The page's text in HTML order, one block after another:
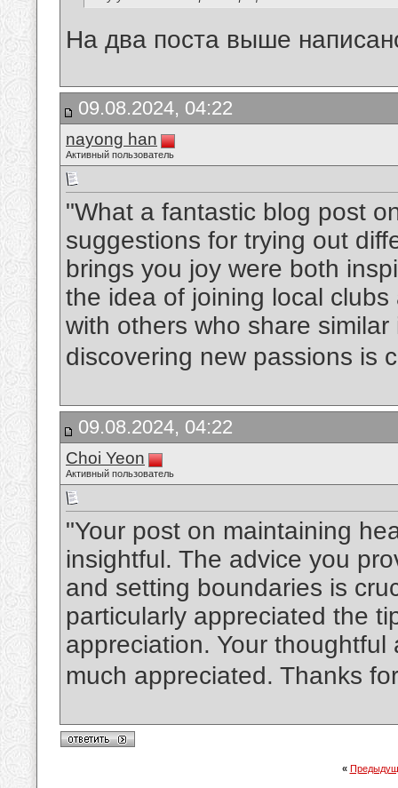
На два поста выше
09.08.2024, 04:22
nayong han
Активный пользователь
"What a fantastic blog post
suggestions for trying out
brings you joy were both
the idea of joining local
with others who share
discovering new passions is
09.08.2024, 04:22
Choi Yeon
Активный пользователь
"Your post on maintaining
insightful. The advice you
and setting boundaries is
particularly appreciated the
appreciation. Your
much appreciated. Thanks
«